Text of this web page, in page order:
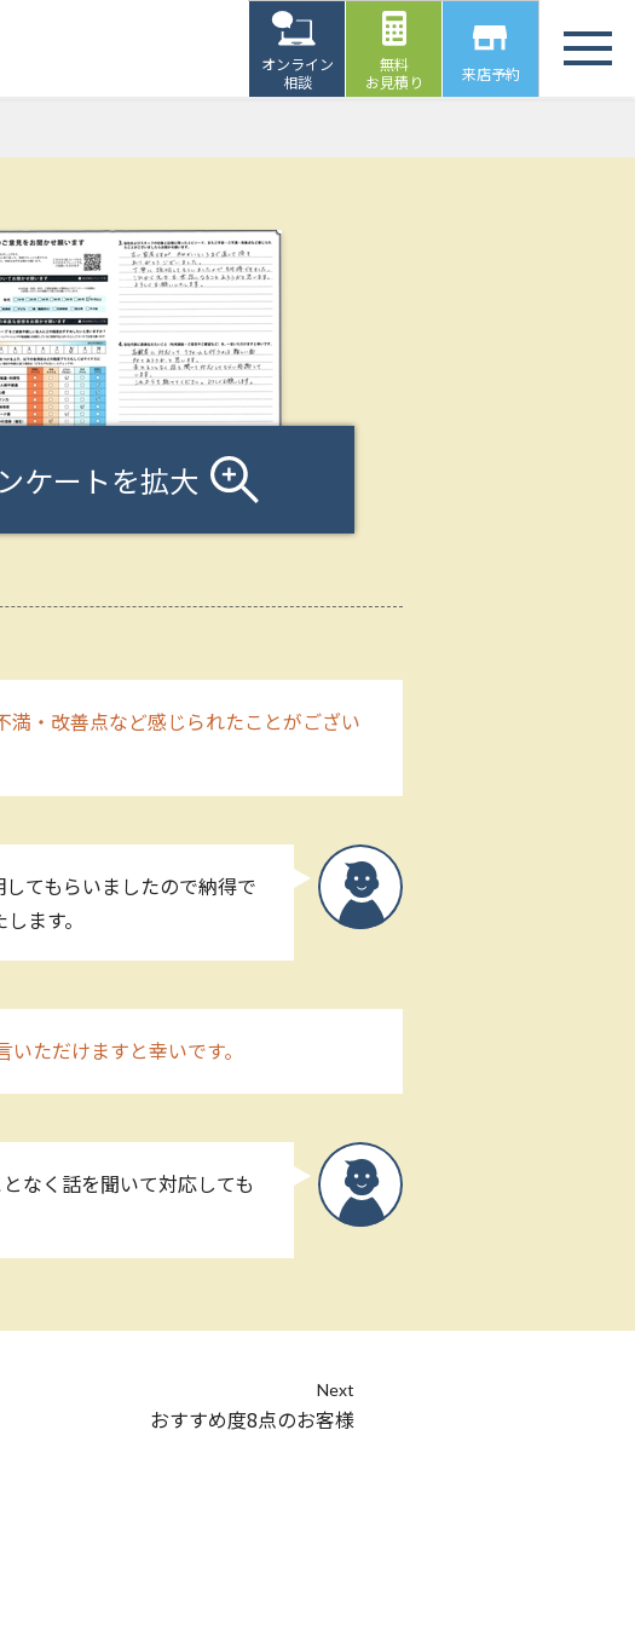
オンライン
相談
無料
お見積り
来店予約
ケートを拡大
・改善点など感じられたことがござい
てもらいましたので納得で
ます。
ただけますと幸いです。
なく話を聞いて対応しても
Next
おすすめ度8点のお客様